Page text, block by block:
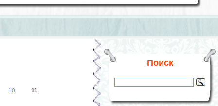
10 11
Поиск